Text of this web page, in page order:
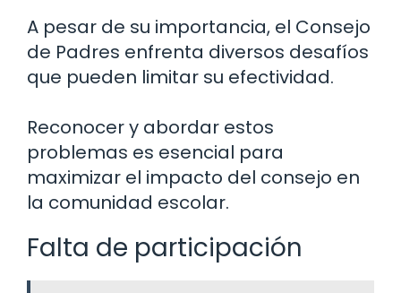
A pesar de su importancia, el Consejo
de Padres enfrenta diversos desafíos
que pueden limitar su efectividad.
Reconocer y abordar estos
problemas es esencial para
maximizar el impacto del consejo en
la comunidad escolar.
Falta de participación